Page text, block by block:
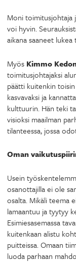
Moni toimitusjohtaja
voi hyvin.
aikana saaneet
Myös Kimmo
toimitusjohtajaksi
päätti kuitenkin
kasvavaksi ja
kulttuurin. Hän teki
visioksi maailman
tilanteessa, jossa
Oman
Usein
osanottajilla ei ole
osalta. Mikäli teema
lamaantuu ja tyytyy
Esimiesasemassa
kuitenkaan alistu
puitteissa. Omaan
luoda parhaan